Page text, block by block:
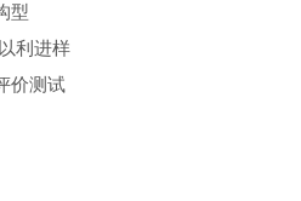
型
利进样
价测试